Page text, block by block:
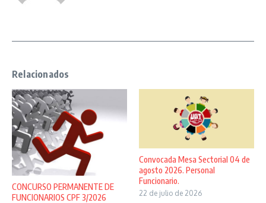
Relacionados
CONCURSO PERMANENTE DE
FUNCIONARIOS CPF 3/2026
Convocada Mesa Sectorial 04 de
agosto 2026. Personal
Funcionario.
22 de julio de 2026